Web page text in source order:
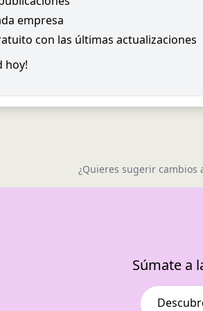
empresa
con las últimas actualizaciones
hoy!
¿Quieres sugerir cambios
Súmate a